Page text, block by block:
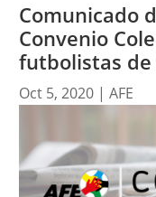
Comunicado
Convenio
futbolistas de
Oct 5, 2020| AFE